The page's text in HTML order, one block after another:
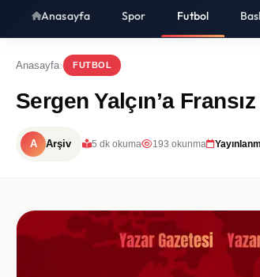
Anasayfa Spor Futbol
Anasayfa FUTBOL
Sergen Yalçın’a
A Arşiv 5 dk okuma 193 okunma